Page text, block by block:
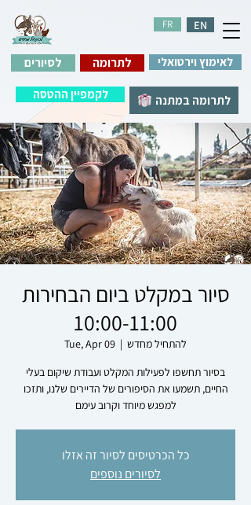
EN
FR
לתרומה לאימוץ וירטואלי
לתרומה במתנה
לסיורים
לקמפיין ההטסה
סיור במקלט ביום הבחירות
10:00-11:00
Tue, Apr 09
  |
להתחיל מחדש
בסיור תחשפו לפעילות המקלט ועבודת שיקום בעלי
החיים, תשמעו את הסיפורים של הדיירים שלנו, ותזכו
למפגש מיוחד וקרוב עימם
כל הכרטיסים לסיור זה אזלו
לסיורים נוספים